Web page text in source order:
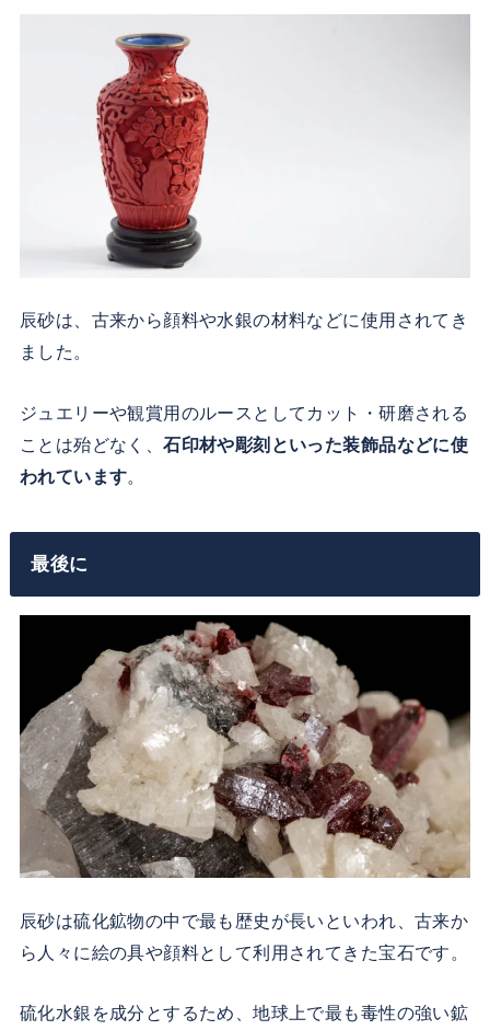
辰砂は、古来から顔料や水銀の材料などに使用されてき
ました。
ジュエリーや観賞用のルースとしてカット・研磨される
ことは殆どなく、石印材や彫刻といった装飾品などに使
われています。
最後に
辰砂は硫化鉱物の中で最も歴史が長いといわれ、古来か
ら人々に絵の具や顔料として利用されてきた宝石です。
硫化水銀を成分とするため、地球上で最も毒性の強い鉱